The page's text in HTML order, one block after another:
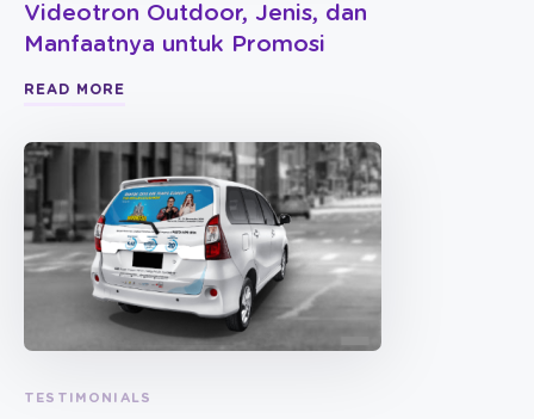
Videotron Outdoor, Jenis, dan
Manfaatnya untuk Promosi
READ MORE
TESTIMONIALS